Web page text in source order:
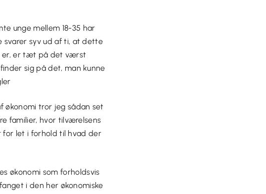
unge mellem 18-35 har
svarer syv ud af ti, at dette
er, er tæt på det værst
sig på det, man kunne
økonomi tror jeg sådan set
familier, hvor tilværelsens
for let i forhold til hvad der
økonomi som forholdsvis
i den her økonomiske